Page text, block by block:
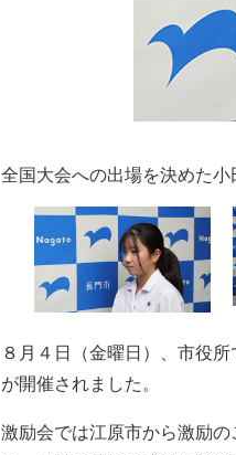
全国大会への出場を決めた小
８月４日（金曜日）、市役
が開催されました。
激励会では江原市から激励